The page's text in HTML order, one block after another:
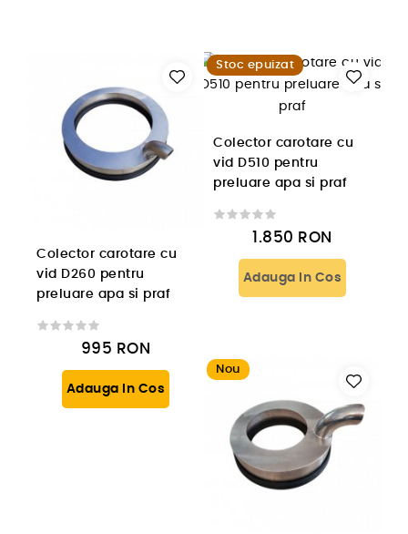
Colector carotare cu
vid D260 pentru
preluare apa si praf
995 RON
Adauga In Cos
Stoc epuizat
Colector carotare cu
vid D510 pentru
preluare apa si praf
1.850 RON
Adauga In Cos
Nou